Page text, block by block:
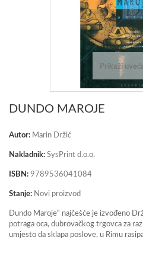
Prikaži
DUNDO MAROJE
Autor: Marin Držić
Nakladnik: SysPrint d.o.o.
ISBN: 9789536041084
Stanje: Novi proizvod
Dundo Maroje“ najčešće je izvođeno
potraga oca, dubrovačkog trgovca za
umjesto da sklapa poslove, u Rimu